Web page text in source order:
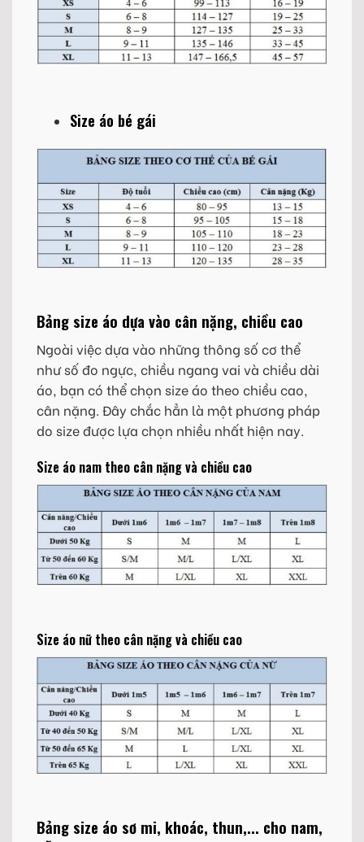
Size áo bé gái
Bảng size áo dựa vào cân nặng, chiều cao
Ngoài việc dựa vào những thông số cơ thể
như số đo ngực, chiều ngang vai và chiều dài
áo, bạn có thể chọn size áo theo chiều cao,
cân nặng. Đây chắc hẳn là một phương pháp
do size được lựa chọn nhiều nhất hiện nay.
Size áo nam theo cân nặng và chiều cao
Size áo nữ theo cân nặng và chiều cao
Bảng size áo sơ mi, khoác, thun,... cho nam,